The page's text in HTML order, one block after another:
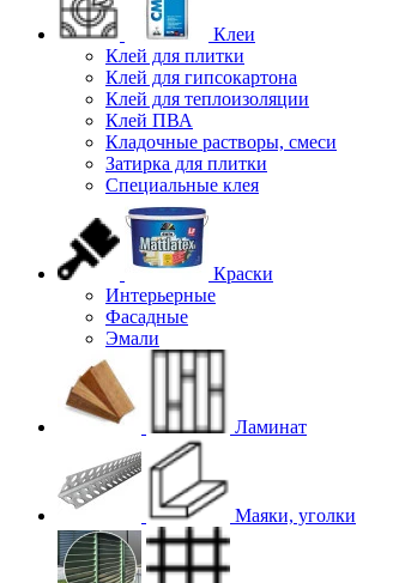
Клеи
Клей для плитки
Клей для гипсокартона
Клей для теплоизоляции
Клей ПВА
Кладочные растворы, смеси
Затирка для плитки
Специальные клея
Краски
Интерьерные
Фасадные
Эмали
Ламинат
Маяки, уголки